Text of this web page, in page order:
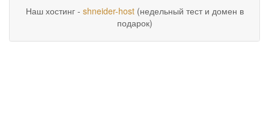
Наш хостинг - shneider-host(недельный тест и домен в
подарок)